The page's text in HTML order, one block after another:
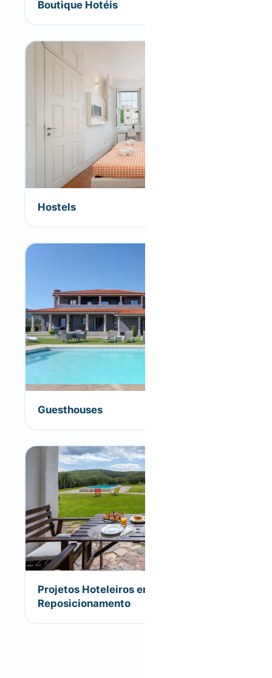
Boutique Hotéis
Hostels
Guesthouses
Projetos Hoteleiros em
Reposicionamento